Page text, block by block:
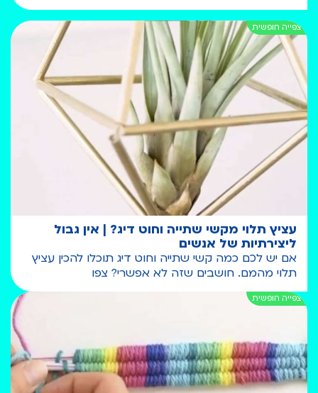
עציץ תלוי מקשי שתייה וחוט דיג? | אין גבול
ליצירתיות של אנשים
אם יש לכם כמה קשי שתייה וחוט דיג תוכלו להכין עציץ
תלוי מהמם. חושבים שזה לא אפשרי? צפו